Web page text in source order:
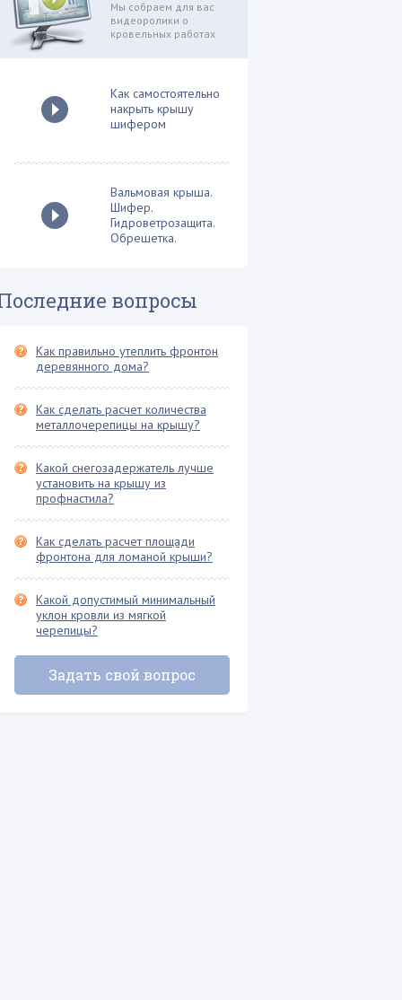
Сэндвич панели (1)
Теплоизоляционные работы (28)
Устройство дымохода (12)
Фальцевая кровля (3)
Хозяйственные постройки (10)
Четырехскатная крыша (8)
Мы собраем для вас
видеоролики о
кровельных работах
Как самостоятельно
накрыть крышу
шифером
Вальмовая крыша.
Шифер.
Гидроветрозащита.
Обрешетка.
вопросы
Как правильно утеплить фронтон
деревянного дома?
Как сделать расчет количества
металлочерепицы на крышу?
Какой снегозадержатель лучше
установить на крышу из
профнастила?
Как сделать расчет площади
фронтона для ломаной крыши?
Какой допустимый минимальный
уклон кровли из мягкой
черепицы?
Задать свой вопрос